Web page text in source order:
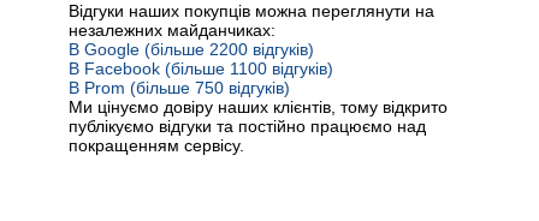
Відгуки наших покупців можна переглянути на
незалежних майданчиках:
В Google (більше 2200 відгуків)
В Facebook (більше 1100 відгуків)
В Prom (більше 750 відгуків)
Ми цінуємо довіру наших клієнтів, тому відкрито
публікуємо відгуки та постійно працюємо над
покращенням сервісу.